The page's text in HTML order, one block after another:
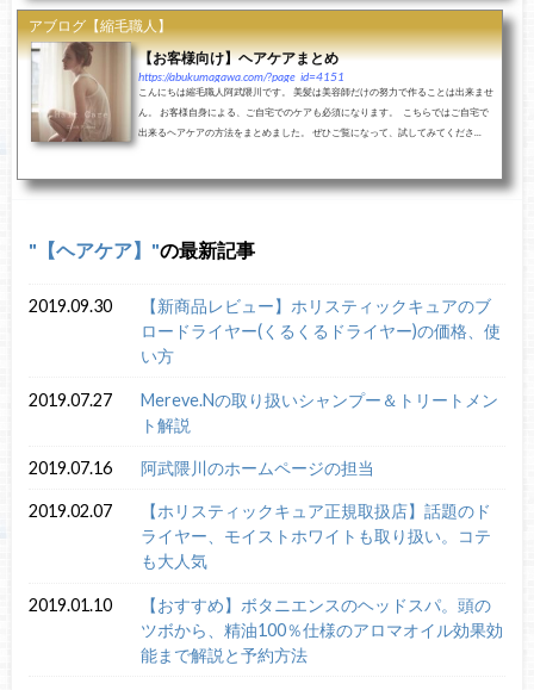
アブログ【縮毛職人】
【お客様向け】ヘアケアまとめ
https://abukumagawa.com/?page_id=4151
こんにちは縮毛職人阿武隈川です。 美髪は美容師だけの努力で作ることは出来ませ
ん。 お客様自身による、ご自宅でのケアも必須になります。 こちらではご自宅で
出来るヘアケアの方法をまとめました。 ぜひご覧になって、試してみてくださ...
【ヘアケア】 の最新記事
2019.09.30
【新商品レビュー】ホリスティックキュアのブ
ロードライヤー(くるくるドライヤー)の価格、使
い方
2019.07.27
Mereve.Nの取り扱いシャンプー＆トリートメン
ト解説
2019.07.16 阿武隈川のホームページの担当
2019.02.07
【ホリスティックキュア正規取扱店】話題のド
ライヤー、モイストホワイトも取り扱い。コテ
も大人気
2019.01.10
【おすすめ】ボタニエンスのヘッドスパ。頭の
ツボから、精油100％仕様のアロマオイル効果効
能まで解説と予約方法